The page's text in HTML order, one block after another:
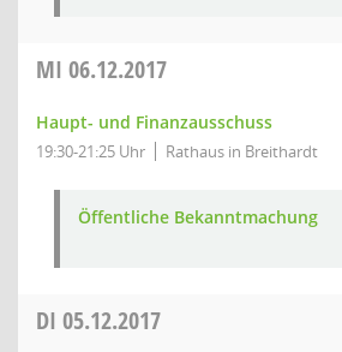
MI 06.12.2017
Haupt- und Finanzausschuss
19:30-21:25 Uhr Rathaus in Breithardt
Öffentliche Bekanntmachung
DI 05.12.2017